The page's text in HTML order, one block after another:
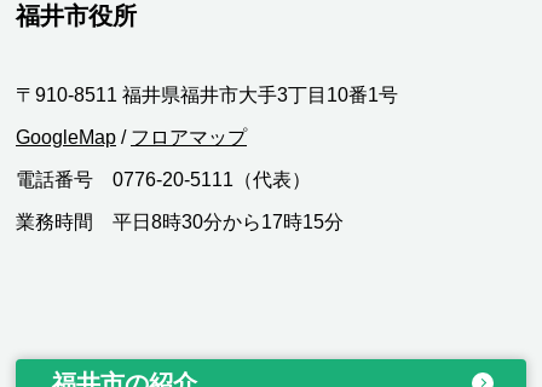
福井市役所
〒910-8511 福井県福井市大手3丁目10番1号
GoogleMap / フロアマップ
電話番号 0776-20-5111（代表）
業務時間 平日8時30分から17時15分